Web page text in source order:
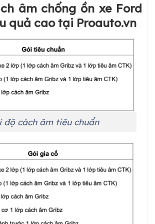
âm chống ồn xe Ford
quả cao tại Proauto.vn
độ cách âm tiêu chuẩn